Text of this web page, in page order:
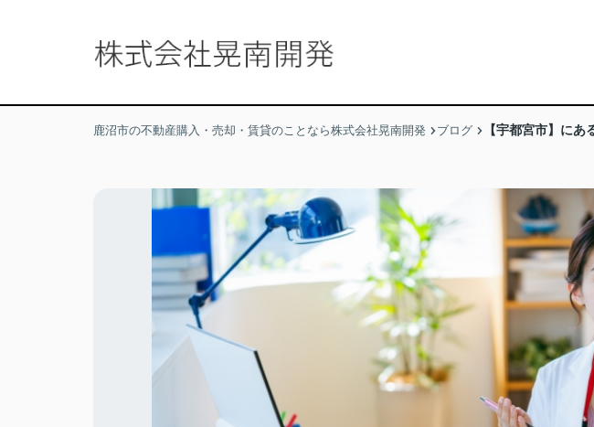
鹿沼市の不動産購入・売却・賃貸のことなら株式会社晃南開発 ブログ 【宇都宮市】に